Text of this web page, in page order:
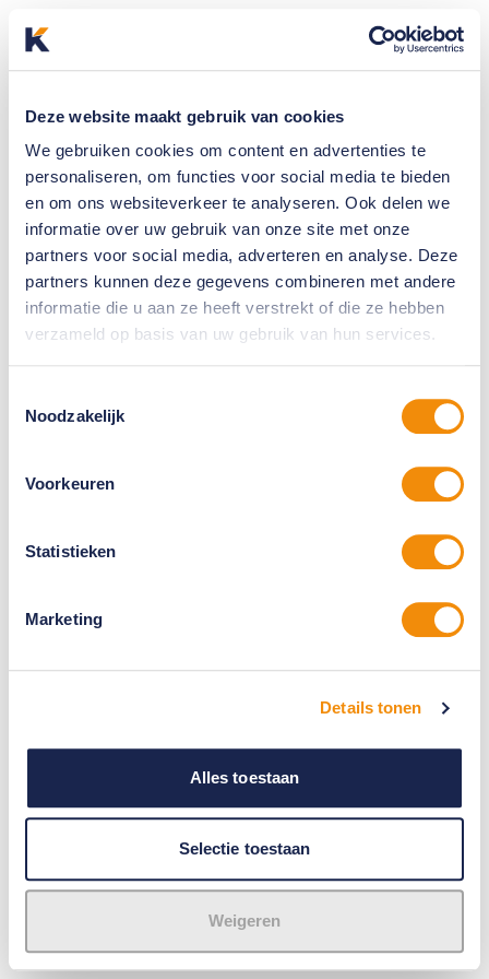
Deze website maakt gebruik van cookies
We gebruiken cookies om content en advertenties te
personaliseren, om functies voor social media te bieden
en om ons websiteverkeer te analyseren. Ook delen we
informatie over uw gebruik van onze site met onze
partners voor social media, adverteren en analyse. Deze
partners kunnen deze gegevens combineren met andere
informatie die u aan ze heeft verstrekt of die ze hebben
verzameld op basis van uw gebruik van hun services.
Noodzakelijk
Voorkeuren
Statistieken
Marketing
Details tonen
Alles toestaan
Selectie toestaan
Weigeren